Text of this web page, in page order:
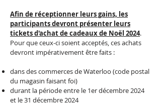
Afin de réceptionner leurs gains, les
participants devront présenter leurs
tickets d'achat de cadeaux de Noël 2024.
Pour que ceux-ci soient acceptés, ces achats
devront impérativement être faits :
dans des commerces de Waterloo (code postal
du magasin faisant foi)
durant la période entre le 1er décembre 2024
et le 31 décembre 2024